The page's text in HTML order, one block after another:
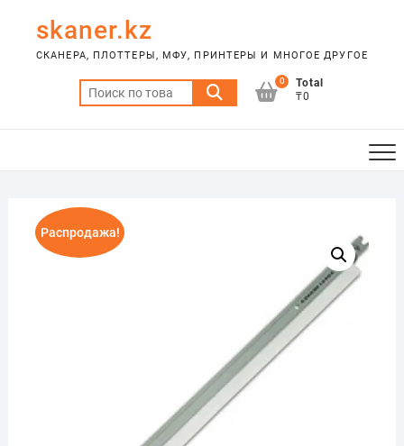
content
skaner.kz
СКАНЕРА, ПЛОТТЕРЫ, МФУ, ПРИНТЕРЫ И МНОГОЕ ДРУГОЕ
Искать:
0
Total
₸0
Распродажа!